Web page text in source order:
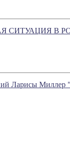
СИТУАЦИЯ В
Ларисы Миллер